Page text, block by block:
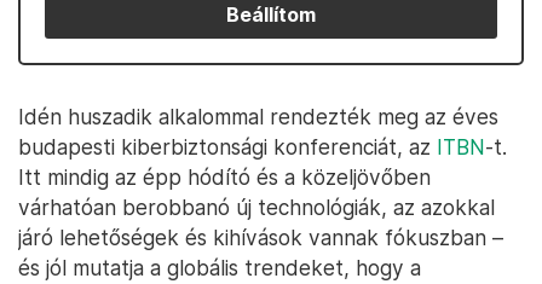
Beállítom
Idén huszadik alkalommal rendezték meg az éves
budapesti kiberbiztonsági konferenciát, az ITBN-t.
Itt mindig az épp hódító és a közeljövőben
várhatóan berobbanó új technológiák, az azokkal
járó lehetőségek és kihívások vannak fókuszban –
és jól mutatja a globális trendeket, hogy a